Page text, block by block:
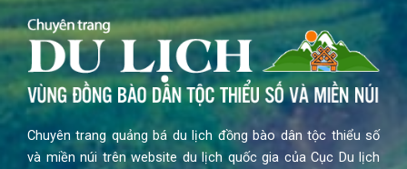
Chuyên trang quảng bá du lịch đồng bào dân tộc thiểu số
và miền núi trên website du lịch quốc gia của Cục Du lịch